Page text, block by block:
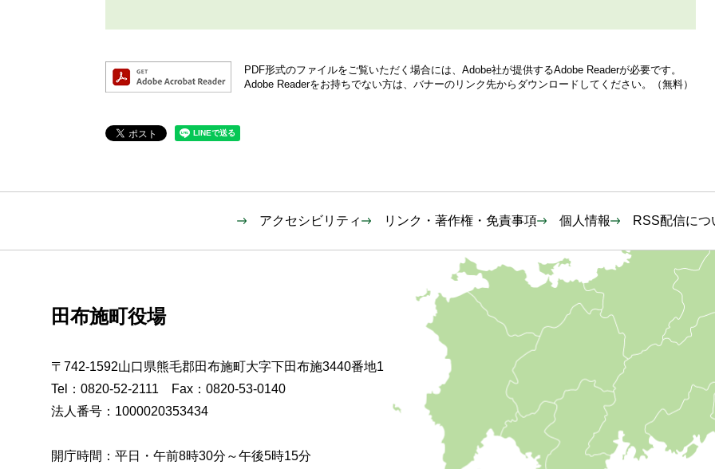
PDF形式のファイルをご覧いただく場合には、Adobe社が提供するAdobe Readerが必要です。
Adobe Readerをお持ちでない方は、バナーのリンク先からダウンロードしてください。（無料）
アクセシビリティ リンク・著作権・免責事項 個人情報 RSS配信につ
田布施町役場
〒742-1592山口県熊毛郡田布施町大字下田布施3440番地1
Tel：0820-52-2111 Fax：0820-53-0140
法人番号：1000020353434
開庁時間：平日・午前8時30分～午後5時15分